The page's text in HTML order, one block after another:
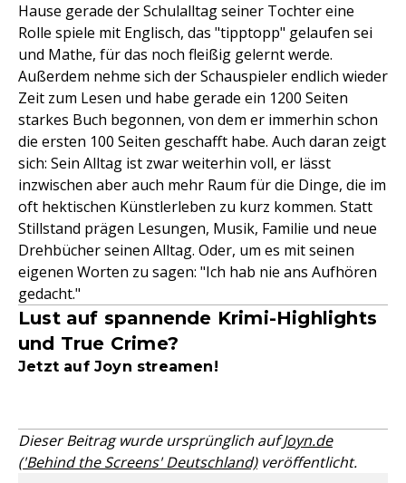
Hause gerade der Schulalltag seiner Tochter eine
Rolle spiele mit Englisch, das "tipptopp" gelaufen sei
und Mathe, für das noch fleißig gelernt werde.
Außerdem nehme sich der Schauspieler endlich wieder
Zeit zum Lesen und habe gerade ein 1200 Seiten
starkes Buch begonnen, von dem er immerhin schon
die ersten 100 Seiten geschafft habe. Auch daran zeigt
sich: Sein Alltag ist zwar weiterhin voll, er lässt
inzwischen aber auch mehr Raum für die Dinge, die im
oft hektischen Künstlerleben zu kurz kommen. Statt
Stillstand prägen Lesungen, Musik, Familie und neue
Drehbücher seinen Alltag. Oder, um es mit seinen
eigenen Worten zu sagen: "Ich hab nie ans Aufhören
gedacht."
Lust auf spannende Krimi-Highlights
und True Crime?
Jetzt auf Joyn streamen!
Dieser Beitrag wurde ursprünglich aufJoyn.de
('Behind the Screens' Deutschland)veröffentlicht.